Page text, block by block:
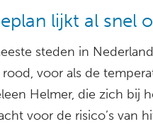
lijkt al snel
steden in
voor als de
Helmer, die zich bij
voor de risico’s van